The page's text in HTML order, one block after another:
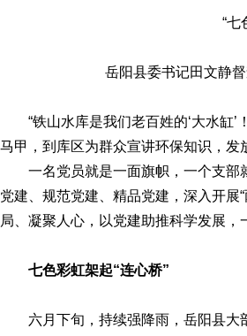
“七
岳阳县委书记田文静
“铁山水库是我们老百姓的‘大水缸
马甲，到库区为群众宣讲环保知识，
一名党员就是一面旗帜，一个支
党建、规范党建、精品党建，深入开展
局、凝聚人心，以党建助推科学发展
七色彩虹架起“连心桥”
六月下旬，持续强降雨，岳阳县